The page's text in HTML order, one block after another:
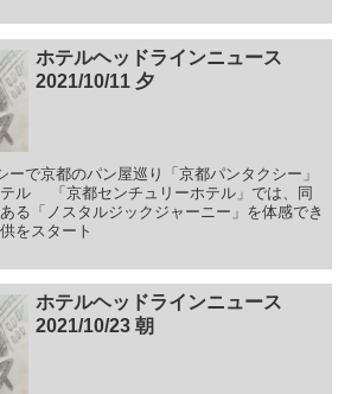
ホテルヘッドラインニュース
2021/10/11 夕
ーで京都のパン屋巡り「京都パンタクシー」
ル 「京都センチュリーホテル」では、同
る「ノスタルジックジャーニー」を体感でき
をスタート
ホテルヘッドラインニュース
2021/10/23 朝